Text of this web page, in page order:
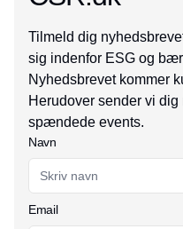
Tilmeld dig
sig indenfor ESG og
Nyhedsbrevet kommer
Herudover sender vi
spændede events.
Navn
Email